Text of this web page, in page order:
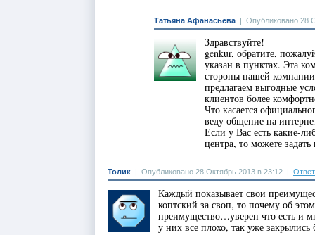
Татьяна Афанасьева Опубликовано 28
Здравствуйте!
genkur, обратите,
указан в пунктах. Эта
стороны нашей
предлагаем выгодные
клиентов более
Что касается
веду общение на
Если у Вас есть какие-
центра, то можете
Толик Опубликовано 28 Октябрь 2013 в 23:12
Каждый показывает свои
коптский за своп, то почему об
преимущество…уверен что есть
у них все плохо, так уже